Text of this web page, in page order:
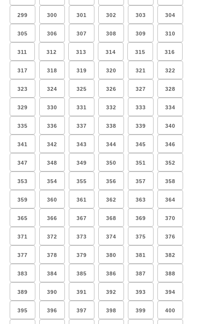
299 300 301 302 303 304
305 306 307 308 309 310
311 312 313 314 315 316
317 318 319 320 321 322
323 324 325 326 327 328
329 330 331 332 333 334
335 336 337 338 339 340
341 342 343 344 345 346
347 348 349 350 351 352
353 354 355 356 357 358
359 360 361 362 363 364
365 366 367 368 369 370
371 372 373 374 375 376
377 378 379 380 381 382
383 384 385 386 387 388
389 390 391 392 393 394
395 396 397 398 399 400